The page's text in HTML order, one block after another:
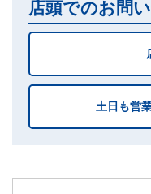
店頭でのお問
土日も営